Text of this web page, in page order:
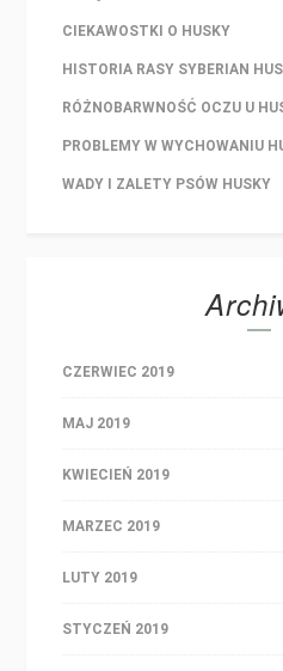
CIEKAWOSTKI O HUSKY
HISTORIA RASY SYBERIAN
RÓŻNOBARWNOŚĆ OCZU U
PROBLEMY W WYCHOWANIU
WADY I ZALETY PSÓW HUSKY
CZERWIEC 2019
MAJ 2019
KWIECIEŃ 2019
MARZEC 2019
LUTY 2019
STYCZEŃ 2019